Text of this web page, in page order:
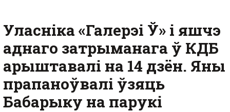
Уласніка «Галерэі Ў» і яшчэ
аднаго затрыманага ў КДБ
арыштавалі на 14 дзён. Яны
прапаноўвалі ўзяць
Бабарыку на парукі